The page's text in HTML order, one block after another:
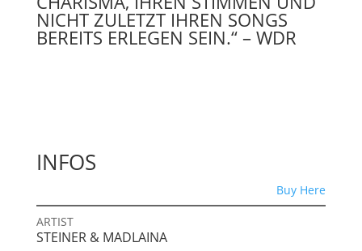
NICHT ZULETZT IHREN SONGS
BEREITS ERLEGEN SEIN.“ – WDR
INFOS
Buy Here
ARTIST
STEINER & MADLAINA